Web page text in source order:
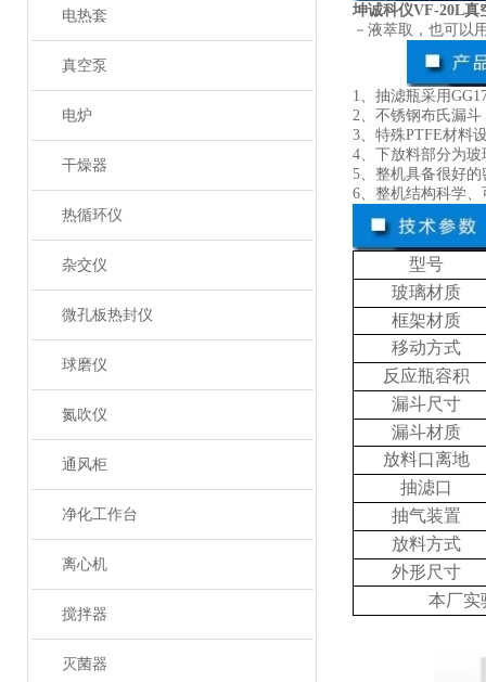
电热套
真空泵
电炉
干燥器
热循环仪
杂交仪
微孔板热封仪
球磨仪
氮吹仪
通风柜
净化工作台
离心机
搅拌器
灭菌器
坤诚科仪VF-20L真
－液萃取，也可以
1、抽滤瓶采用
2、不锈钢布氏漏
3、特殊PTFE材料
4、下放料部分为
5、整机具备很好的
6、整机结构科学
型号
玻璃材质
框架材质
移动方式
反应瓶容积
漏斗尺寸
漏斗材质
放料口离地
抽滤口
抽气装置
放料方式
外形尺寸
本厂实